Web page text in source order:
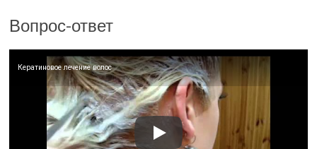
Вопрос-ответ
Кератиновое лечение волос